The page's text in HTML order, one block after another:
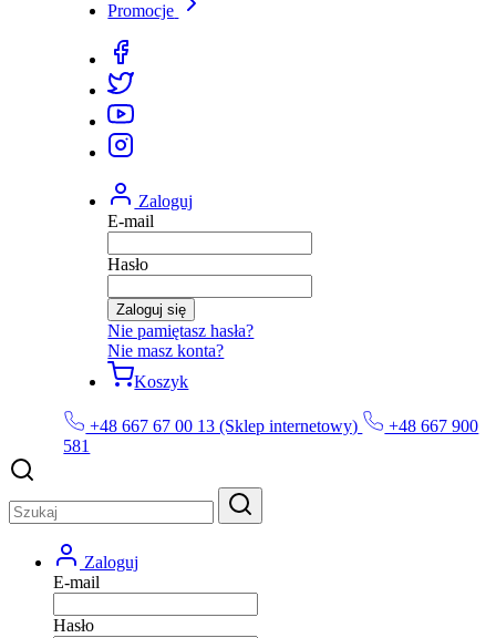
Promocje
Zaloguj
E-mail
Hasło
Zaloguj się
Nie pamiętasz hasła?
Nie masz konta?
Koszyk
+48 667 67 00 13 (Sklep internetowy)
+48 667 900
581
Zaloguj
E-mail
Hasło